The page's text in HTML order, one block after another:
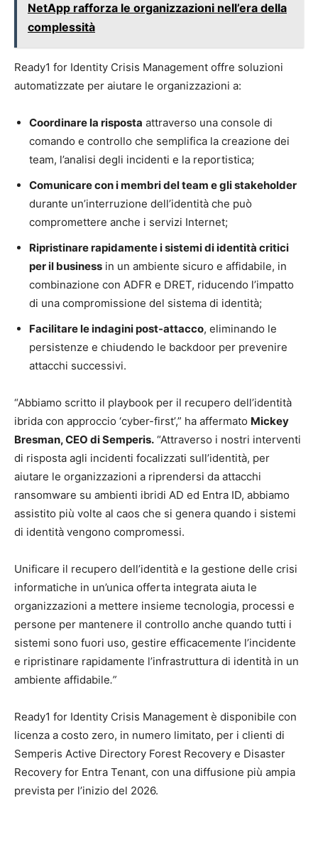
NetApp rafforza le organizzazioni nell’era della
complessità
Ready1 for Identity Crisis Management offre soluzioni
automatizzate per aiutare le organizzazioni a:
Coordinare la risposta attraverso una console di
comando e controllo che semplifica la creazione dei
team, l’analisi degli incidenti e la reportistica;
Comunicare con i membri del team e gli stakeholder
durante un’interruzione dell’identità che può
compromettere anche i servizi Internet;
Ripristinare rapidamente i sistemi di identità critici
per il business in un ambiente sicuro e affidabile, in
combinazione con ADFR e DRET, riducendo l’impatto
di una compromissione del sistema di identità;
Facilitare le indagini post-attacco, eliminando le
persistenze e chiudendo le backdoor per prevenire
attacchi successivi.
“Abbiamo scritto il playbook per il recupero dell’identità
ibrida con approccio ‘cyber-first’,” ha affermato Mickey
Bresman, CEO di Semperis. “Attraverso i nostri interventi
di risposta agli incidenti focalizzati sull’identità, per
aiutare le organizzazioni a riprendersi da attacchi
ransomware su ambienti ibridi AD ed Entra ID, abbiamo
assistito più volte al caos che si genera quando i sistemi
di identità vengono compromessi.
Unificare il recupero dell’identità e la gestione delle crisi
informatiche in un’unica offerta integrata aiuta le
organizzazioni a mettere insieme tecnologia, processi e
persone per mantenere il controllo anche quando tutti i
sistemi sono fuori uso, gestire efficacemente l’incidente
e ripristinare rapidamente l’infrastruttura di identità in un
ambiente affidabile.”
Ready1 for Identity Crisis Management è disponibile con
licenza a costo zero, in numero limitato, per i clienti di
Semperis Active Directory Forest Recovery e Disaster
Recovery for Entra Tenant, con una diffusione più ampia
prevista per l’inizio del 2026.